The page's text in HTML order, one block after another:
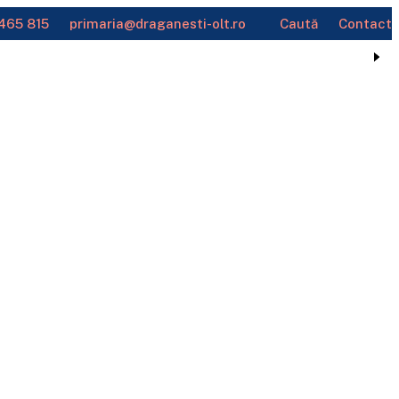
815 primaria@draganesti-olt.ro Caută Contact